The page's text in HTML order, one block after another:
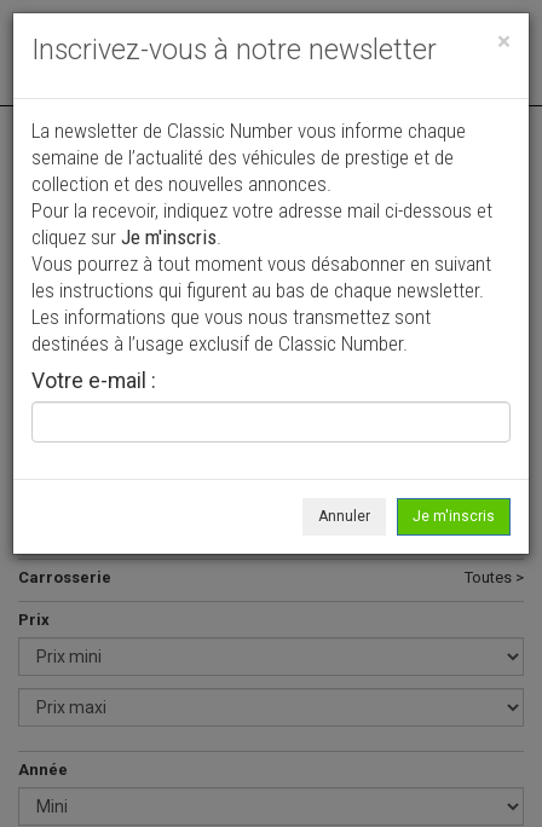
Toggle
Vos annonces vues par
plus de 4 millions de collectionneurs
Ajouter une annonce
> Rechercher un véhicule
906 >
Carrosserie Toutes >
Prix
Année
×
Inscrivez-vous à notre newsletter
La newsletter de Classic Number vous informe chaque
semaine de l’actualité des véhicules de prestige et de
collection et des nouvelles annonces.
Pour la recevoir, indiquez votre adresse mail ci-dessous et
cliquez sur Je m'inscris.
Vous pourrez à tout moment vous désabonner en suivant
les instructions qui figurent au bas de chaque newsletter.
Les informations que vous nous transmettez sont
destinées à l’usage exclusif de Classic Number.
Votre e-mail :
Annuler Je m'inscris